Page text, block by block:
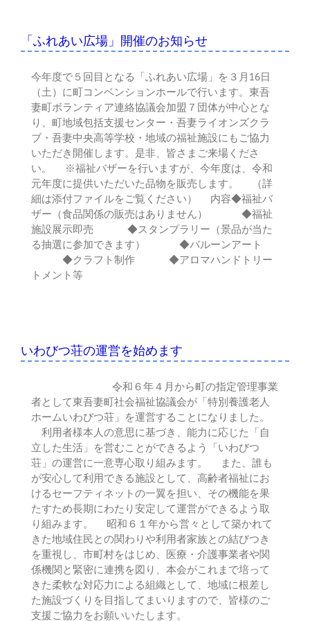
「ふれあい広場」開催のお知らせ
今年度で５回目となる「ふれあい広場」を３月16日
（土）に町コンベンションホールで行います。東吾
妻町ボランティア連絡協議会加盟７団体が中心とな
り、町地域包括支援センター・吾妻ライオンズクラ
ブ・吾妻中央高等学校・地域の福祉施設にもご協力
いただき開催します。是非、皆さまご来場くださ
い。 ※福祉バザーを行いますが、今年度は、令和
元年度に提供いただいた品物を販売します。 （詳
細は添付ファイルをご覧ください） 内容◆福祉バ
ザー（食品関係の販売はありません） ◆福祉
施設展示即売 ◆スタンプラリー（景品が当た
る抽選に参加できます） ◆バルーンアート
◆クラフト制作 ◆アロマハンドトリー
トメント等
いわびつ荘の運営を始めます
令和６年４月から町の指定管理事業
者として東吾妻町社会福祉協議会が「特別養護老人
ホームいわびつ荘」を運営することになりました。
利用者様本人の意思に基づき、能力に応じた「自
立した生活」を営むことができるよう「いわびつ
荘」の運営に一意専心取り組みます。 また、誰も
が安心して利用できる施設として、高齢者福祉にお
けるセーフティネットの一翼を担い、その機能を果
たすため長期にわたり安定して運営ができるよう取
り組みます。 昭和６１年から営々として築かれて
きた地域住民との関わりや利用者家族との結びつき
を重視し、市町村をはじめ、医療・介護事業者や関
係機関と緊密に連携を図り、本会がこれまで培って
きた柔軟な対応力による組織として、地域に根差し
た施設づくりを目指してまいりますので、皆様のご
支援ご協力をお願いいたします。